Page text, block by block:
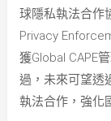
球隱私執法合作
Privacy
獲Global CAPE
過，未來可望透
執法合作，強化